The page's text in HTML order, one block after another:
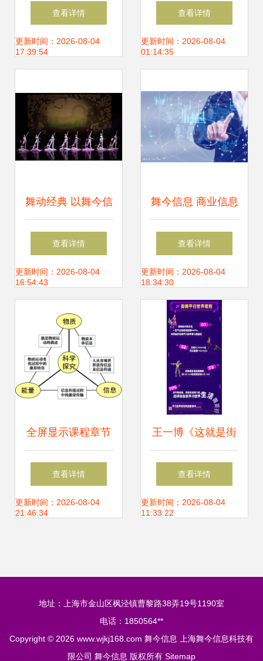
城 大名丫丫舞蹈荣
登北京卫视
查看详情
更新时间：2026-08-04
17:39:54
今日火热开赛，
2888元现金奖学金
查看详情
更新时间：2026-08-04
01:14:35
舞动经典 以舞今信
息为媒，重赏歌剧
名篇新境
查看详情
更新时间：2026-08-04
16:54:43
舞今信息 商业信息
化的先锋与未来引
领者
查看详情
更新时间：2026-08-04
18:34:30
全屏显示课程章节
探索舞今信息的数
字化教学体验
查看详情
更新时间：2026-08-04
21:46:34
王一博《这就是街
舞5》宣传片释出
酷炫造型引爆期
查看详情
更新时间：2026-08-04
11:33:22
地址：上海市金山区枫泾镇曹黎路38弄19号1190室
电话：1850564**
Copyright © 2026 www.wjkj168.com 舞今信息
上海舞今信息科技有
限公司 舞今信息 版权所有 Sitemap